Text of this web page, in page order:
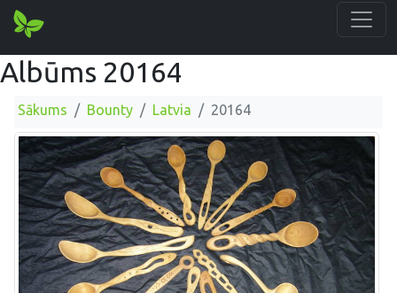
Albūms 20164
Sākums Bounty Latvia 20164